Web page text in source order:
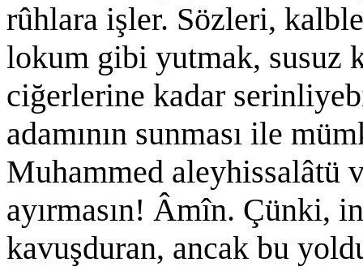
rûhlara işler. Sözleri,
lokum gibi yutmak, susuz
ciğerlerine kadar
adamının sunması ile
Muhammed aleyhissalâtü
ayırmasın! Âmîn. Çünki,
kavuşduran, ancak bu